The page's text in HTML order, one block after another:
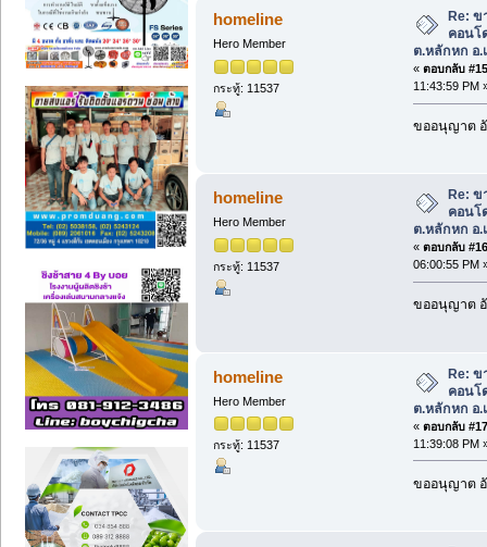
ต.หลักหก อ.เมือง จ.ปทุมธานี (อ่าน
homeline
Hero Member
กระทู้: 11537
Re: ข
คอนโ
ต.หลักหก อ.
« ตอบกลับ
11:43:59 PM
ขออนุญาต
homeline
Hero Member
กระทู้: 11537
Re: ข
คอนโ
ต.หลักหก อ.
« ตอบกลับ
06:00:55 PM
ขออนุญาต
homeline
Hero Member
กระทู้: 11537
Re: ข
คอนโ
ต.หลักหก อ.
« ตอบกลับ
11:39:08 PM
ขออนุญาต